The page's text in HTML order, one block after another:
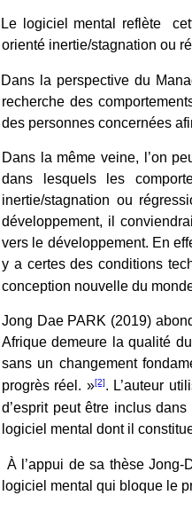
Le logiciel mental reflète
orienté inertie/stagnation ou
Dans la perspective du
recherche des
des personnes concernées
Dans la même veine, l’on
dans lesquels les
inertie/stagnation ou
développement, il
vers le développement. En
y a certes des conditions
conception nouvelle du
Jong Dae PARK (2019)
Afrique demeure la qualité
sans un changement
progrès réel. »[2]. L’auteur
d’esprit peut être inclus dans
logiciel mental dont il
Àl’appui de sa thèse Jong-
logiciel mental qui bloque le